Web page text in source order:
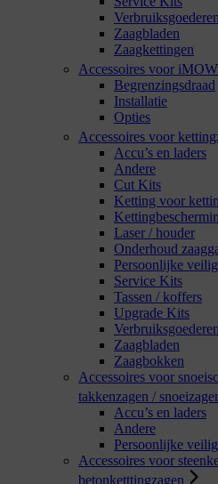
Verbruiksgoederen
Zaagbladen
Zaagkettingen
Accessoires voor
Begrenzingsdraad
Installatie
Opties
Accessoires voor
Accu’s en laders
Andere
Cut Kits
Ketting voor
Laser / houder
Onderhoud
Persoonlijke
Service Kits
Tassen / koffers
Upgrade Kits
Verbruiksgoederen
Zaagbladen
Zaagbokken
Accessoires voor
takkenzagen /
Accu’s en laders
Andere
Persoonlijke
Accessoires voor
betonketttingzagen